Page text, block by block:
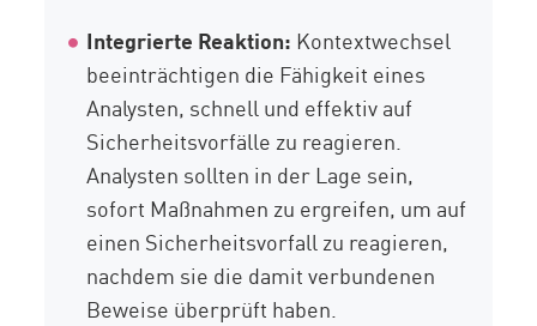
Integrierte Reaktion: Kontextwechsel
beeinträchtigen die Fähigkeit eines
Analysten, schnell und effektiv auf
Sicherheitsvorfälle zu reagieren.
Analysten sollten in der Lage sein,
sofort Maßnahmen zu ergreifen, um auf
einen Sicherheitsvorfall zu reagieren,
nachdem sie die damit verbundenen
Beweise überprüft haben.